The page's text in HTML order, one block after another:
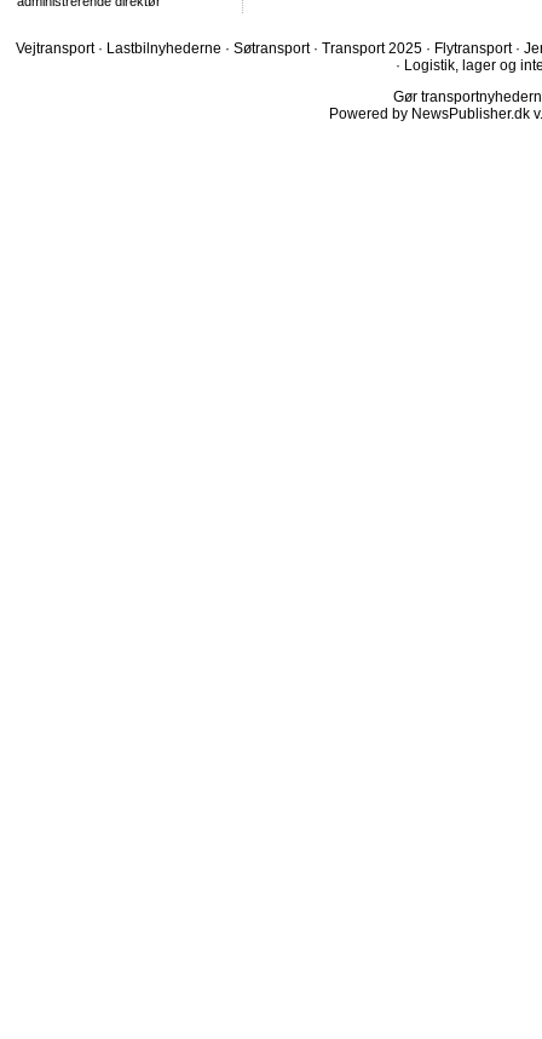
Vejtransport · Lastbilnyhederne · Søtransport · Transport 2025 · Flytransport ·
· Logistik, lager og
Gør
Powered by NewsPublisher.dk